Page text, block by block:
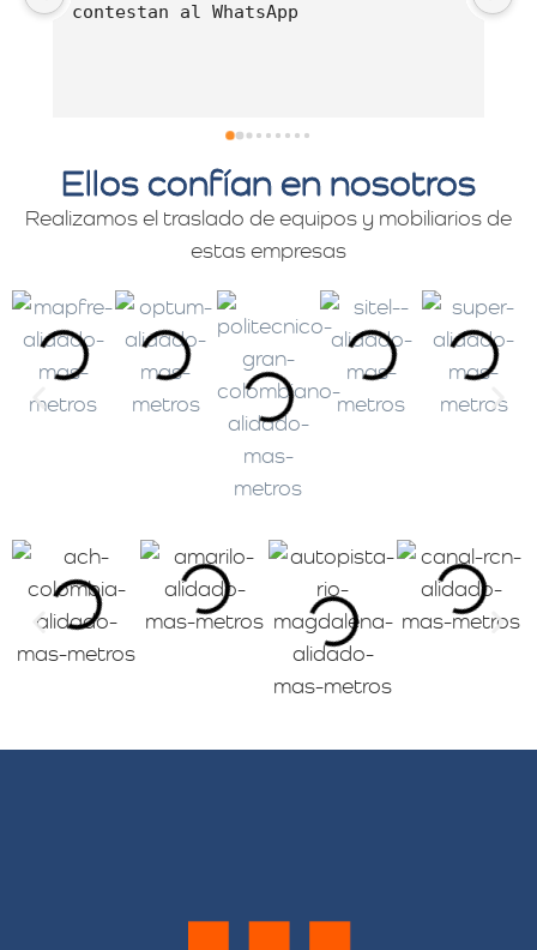
el servicio de mudanzas con calidad
Ellos confían en nosotros
Realizamos el traslado de equipos y mobiliarios de
estas empresas